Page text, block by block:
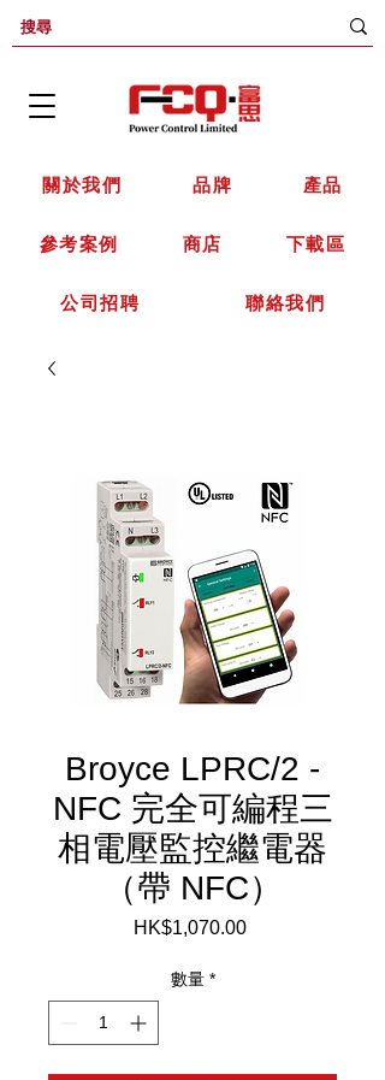
關於我們 品牌 產品
參考案例 商店 下載區
公司招聘 聯絡我們
Broyce LPRC/2 -
NFC 完全可編程三
相電壓監控繼電器
（帶 NFC）
HK$1,070.00價
數量 *